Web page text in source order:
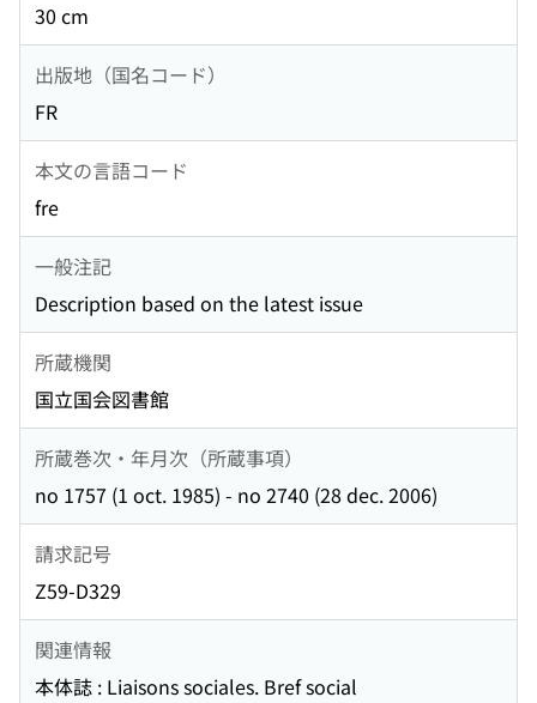
30 cm
出版地（国名コード）
FR
本文の言語コード
fre
一般注記
Description based on the latest issue
所蔵機関
国立国会図書館
所蔵巻次・年月次（所蔵事項）
no 1757 (1 oct. 1985) - no 2740 (28 dec. 2006)
請求記号
Z59-D329
関連情報
本体誌 : Liaisons sociales. Bref social